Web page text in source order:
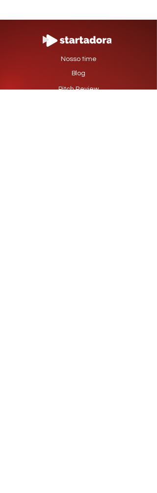
Nosso time
Blog
Pitch Review